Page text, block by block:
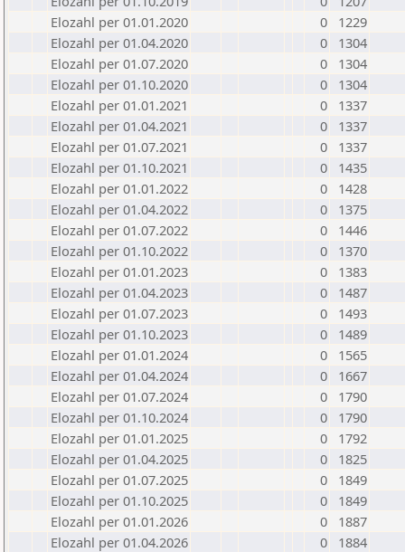
Elozahl per 01.01.2020
0
1229
Elozahl per 01.04.2020
0
1304
Elozahl per 01.07.2020
0
1304
Elozahl per 01.10.2020
0
1304
Elozahl per 01.01.2021
0
1337
Elozahl per 01.04.2021
0
1337
Elozahl per 01.07.2021
0
1337
Elozahl per 01.10.2021
0
1435
Elozahl per 01.01.2022
0
1428
Elozahl per 01.04.2022
0
1375
Elozahl per 01.07.2022
0
1446
Elozahl per 01.10.2022
0
1370
Elozahl per 01.01.2023
0
1383
Elozahl per 01.04.2023
0
1487
Elozahl per 01.07.2023
0
1493
Elozahl per 01.10.2023
0
1489
Elozahl per 01.01.2024
0
1565
Elozahl per 01.04.2024
0
1667
Elozahl per 01.07.2024
0
1790
Elozahl per 01.10.2024
0
1790
Elozahl per 01.01.2025
0
1792
Elozahl per 01.04.2025
0
1825
Elozahl per 01.07.2025
0
1849
Elozahl per 01.10.2025
0
1849
Elozahl per 01.01.2026
0
1887
Elozahl per 01.04.2026
0
1884